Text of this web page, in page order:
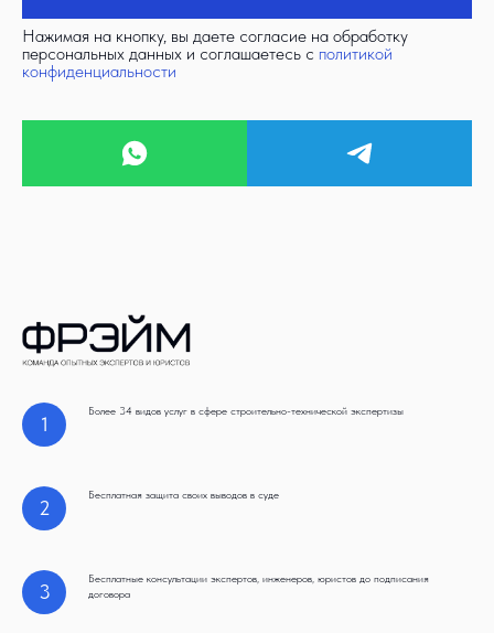
Нажимая на кнопку, вы даете согласие на обработку
персональных данных и соглашаетесь c политикой
конфиденциальности
1
Более 34 видов услуг в сфере строительно-технической экспертизы
2
Бесплатная защита своих выводов в суде
3
Бесплатные консультации экспертов, инженеров, юристов до подписания
договора